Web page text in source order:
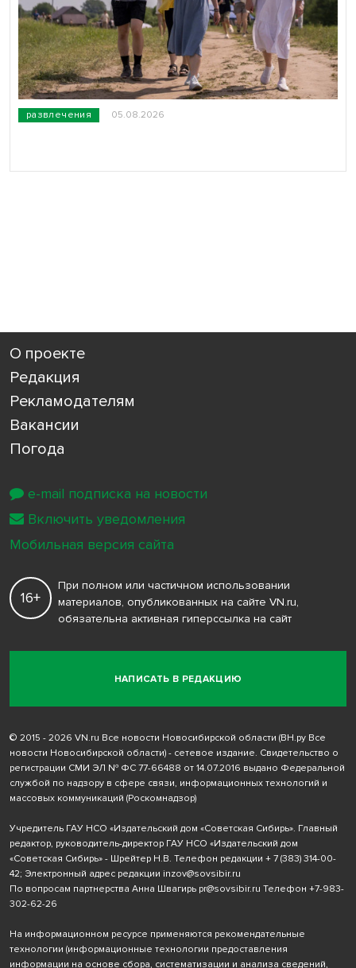
развлечения 05.08.2026
О проекте
Редакция
Рекламодателям
Вакансии
Погода
НАПИСАТЬ В РЕДАКЦИЮ
16+
При полном или частичном использовании
материалов, опубликованных на сайте VN.ru,
обязательна активная гиперссылка на сайт
© 2015 - 2026 VN.ru Все новости Новосибирской области (ВН.ру Все
новости Новосибирской области) - сетевое издание. Свидетельство о
регистрации СМИ ЭЛ № ФС 77-66488 от 14.07.2016 выдано Федеральной
службой по надзору в сфере связи, информационных технологий и
массовых коммуникаций (Роскомнадзор)
Учредитель ГАУ НСО «Издательский дом «Советская Сибирь». Главный
редактор, руководитель-директор ГАУ НСО «Издательский дом
«Советская Сибирь» - Шрейтер Н.В. Телефон редакции + 7 (383) 314-00-
42; Электронный адрес редакции inzov@sovsibir.ru
По вопросам партнерства Анна Швагирь pr@sovsibir.ru Телефон +7-983-
302-62-26
На информационном ресурсе применяются рекомендательные
технологии (информационные технологии предоставления
информации на основе сбора, систематизации и анализа сведений,
e-mail подписка на новости
Включить уведомления
Мобильная версия сайта